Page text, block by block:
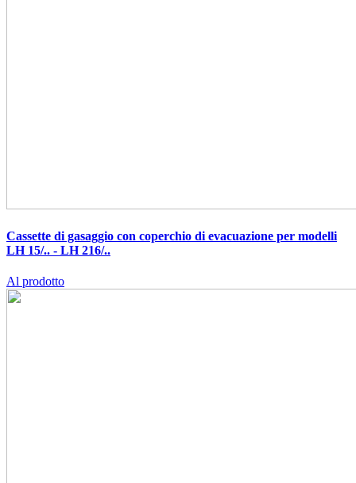
Cassette di gasaggio con coperchio di evacuazione per modelli
LH 15/.. - LH 216/..
Al prodotto